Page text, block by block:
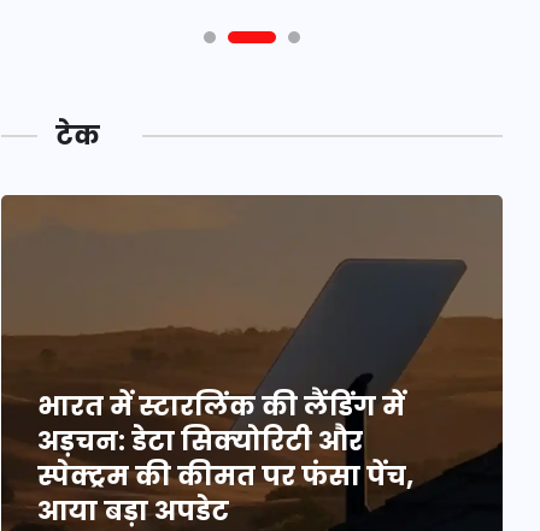
टेक
भारत में स्टारलिंक की लैंडिंग में
अड़चन: डेटा सिक्योरिटी और
स्पेक्ट्रम की कीमत पर फंसा पेंच,
आया बड़ा अपडेट